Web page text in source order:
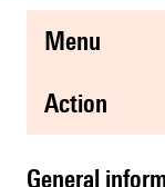
menu
action
general